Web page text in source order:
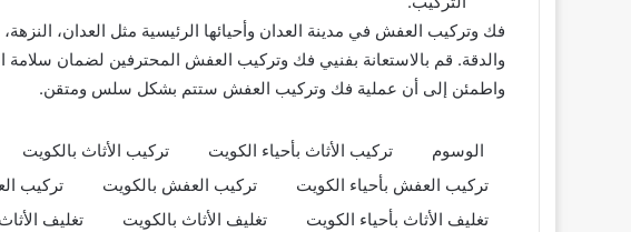
فك وتركيب العفش في مدينة العدان وأحيائها الرئيسية مثل العدان، النزهة،
والدقة. قم بالاستعانة بفنيي فك وتركيب العفش المحترفين لضمان سلامة
واطمئن إلى أن عملية فك وتركيب العفش ستتم بشكل سلس ومتقن.
الوسوم تركيب الأثاث بأحياء الكويت تركيب الأثاث بالكويت
تركيب العفش بأحياء الكويت
تركيب العفش بالكويت
تركيب
تغليف الأثاث بأحياء الكويت
تغليف الأثاث بالكويت
تغليف